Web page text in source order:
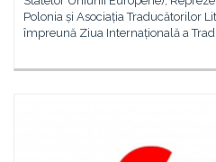
Polonia și Asociația Traducătorilor
împreună Ziua Internațională a